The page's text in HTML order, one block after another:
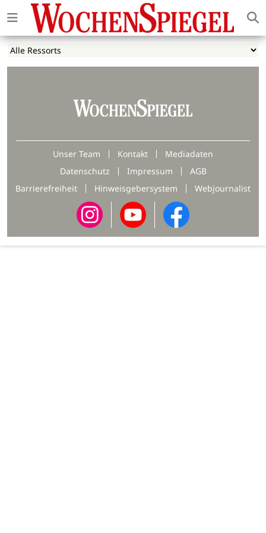
Unser Team Kontakt
Mediadaten
Datenschutz
Impressum
AGB
Barrierefreiheit
Hinweisgebersystem Webjournalist